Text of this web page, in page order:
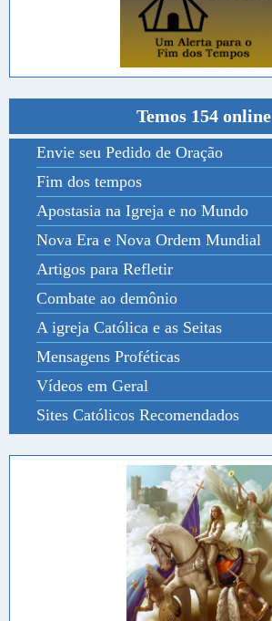
Temos 154 online
Envie seu Pedido de Oração
Fim dos tempos
Apostasia na Igreja e no Mundo
Nova Era e Nova Ordem Mundial
Artigos para Refletir
Combate ao demônio
A igreja Católica e as Seitas
Mensagens Proféticas
Vídeos em Geral
Sites Católicos Recomendados